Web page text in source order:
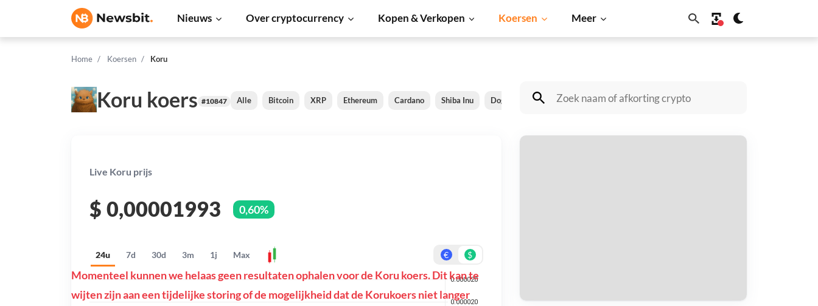
Nieuws Over cryptocurrency Kopen & Verkopen Koersen Meer
Home Koersen Koru
Koru koers #10847 Alle Bitcoin XRP Ethereum Cardano Shiba Inu Dogecoin Solana BNB
Live Koru prijs
$ 0,00001993 0,60%
24u 7d 30d 3m 1j Max € $
Momenteel kunnen we helaas geen resultaten ophalen voor de Koru koers. Dit kan te
wijten zijn aan een tijdelijke storing of de mogelijkheid dat de Korukoers niet langer